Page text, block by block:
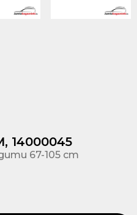
14000045
67-105 cm